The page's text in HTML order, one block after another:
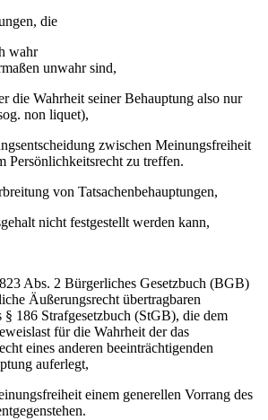
die
wahr
unwahr sind,
die Wahrheit seiner Behauptung also nur
non liquet),
zwischen Meinungsfreiheit
Persönlichkeitsrecht zu treffen.
von Tatsachenbehauptungen,
nicht festgestellt werden kann,
Abs. 2 Bürgerliches Gesetzbuch (BGB)
Äußerungsrecht übertragbaren
§ 186 Strafgesetzbuch (StGB), die dem
für die Wahrheit der das
eines anderen beeinträchtigenden
auferlegt,
einem generellen Vorrang des